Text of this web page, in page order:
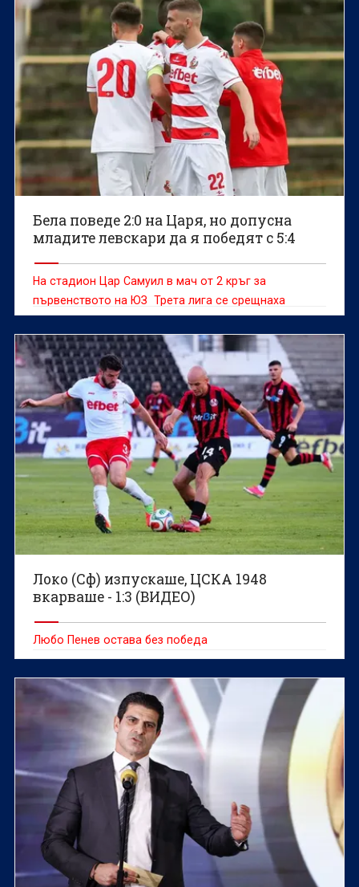
Бела поведе 2:0 на Царя, но допусна
младите левскари да я победят с 5:4
На стадион Цар Самуил в мач от 2 кръг за
първенството на ЮЗ Трета лига се срещнаха
мъжките отбори на Беласица Петрич и дубъла на
Левски София
Локо (Сф) изпускаше, ЦСКА 1948
вкарваше - 1:3 (ВИДЕО)
Любо Пенев остава без победа